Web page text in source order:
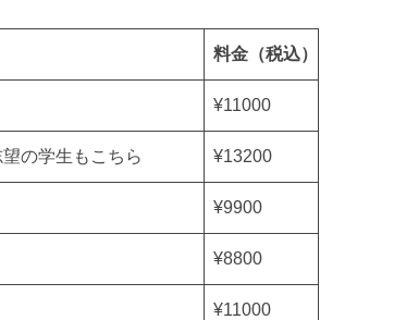
料金（税込）
¥11000
の学生もこちら ¥13200
¥9900
¥8800
¥11000